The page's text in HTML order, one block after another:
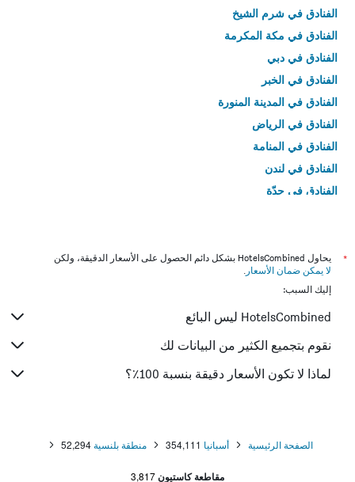
الفنادق في شرم الشيخ
الفنادق في مكة المكرمة
الفنادق في دبي
الفنادق في الخبر
الفنادق في المدينة المنورة
الفنادق في الرياض
الفنادق في المنامة
الفنادق في لندن
الفنادق في جدّة
*
يحاول HotelsCombined بشكل دائم الحصول على الأسعار الدقيقة، ولكن
لا يمكن ضمان الأسعار .
إليك السبب:
HotelsCombined ليس البائع
نقوم بتجميع الكثير من البيانات لك
لماذا لا تكون الأسعار دقيقة بنسبة 100٪؟
الصفحة الرئيسية أسبانيا 354,111 منطقة بلنسية52,294
مقاطعة كاستيون3,817